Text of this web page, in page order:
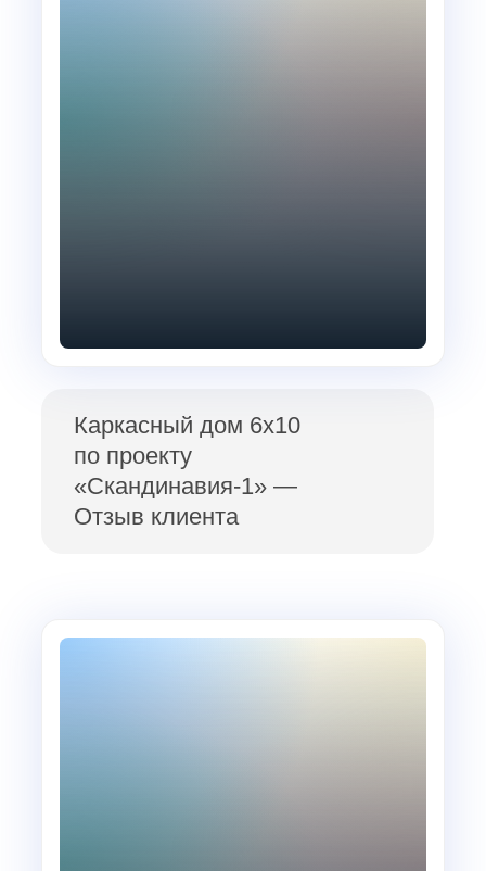
Каркасный дом 6х10
по проекту
«Скандинавия-1» —
Отзыв клиента